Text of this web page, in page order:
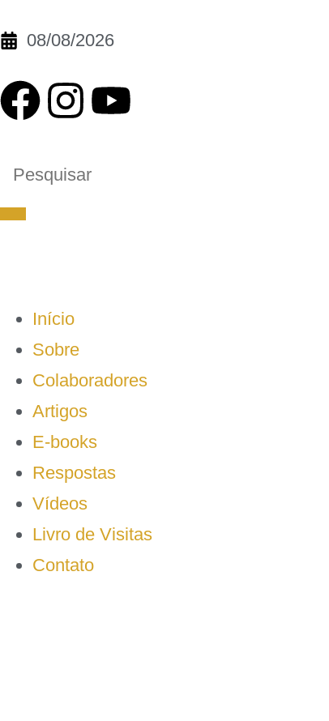
08/08/2026
Início
Sobre
Colaboradores
Artigos
E-books
Respostas
Vídeos
Livro de Visitas
Contato